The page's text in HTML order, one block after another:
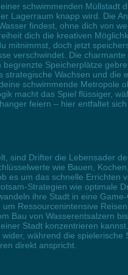
schwimmenden Müllstadt
Lagerraum knapp wird. Die
findest, ohne dich von
dich die kreativen
mitnimmst, doch jetzt
verschwindet. Die
Speicherplätze
Wachsen und
schwimmende Metropole
macht das Spiel flüssiger,
feiern – hier entfaltet
sind Drifter die Lebensader
wie Bauen,
es um das schnelle
Strategien wie optimale
ihre Stadt in eine
Ressourcenintensive
Bau von Wasserentsalzern
Stadt konzentrieren
während die
direkt anspricht.